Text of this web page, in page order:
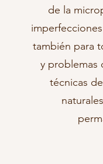
de la
también para
y problemas
técnicas